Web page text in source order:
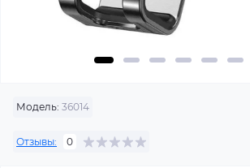
Модель: 36014
Отзывы: 0